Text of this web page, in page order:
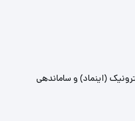
(اینماد) و ساماندهی